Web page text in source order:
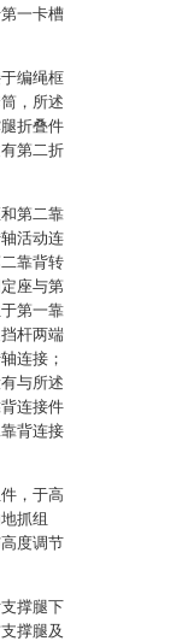
一卡槽
编绳框
，所述
折叠件
第二折
第二靠
活动连
靠背转
座与第
第一靠
杆两端
连接；
与所述
连接件
背连接
，于高
抓组
度调节
撑腿下
撑腿及